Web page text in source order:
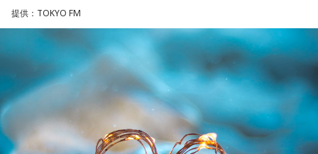
応あり）
■スペシャルゲスト解説：髙津臣吾
■実況：師岡正雄アナウンサー
■番組X：@showup1242
■ハッシュタグ：#ショウアップナイター #60n
■メールアドレス：89@1242.com
■番組ホームページ： https://www.1242.com/showup
学びや成長ができそうな1日です。今日は視野が広がりやすく
学びが深まりそうです。海外のことに目を向けたり、探究心
を大切に過ごしてみましょう。
【4位】山羊座（やぎ座）
対人運が好調です。今日は1対1のコミュニケーションが大切
な日。パートナーや大切な友人と深い話をしたり、普段は話
しづらい話題を取り上げてみたりするには良いタイミングで
提供：TOKYO FM